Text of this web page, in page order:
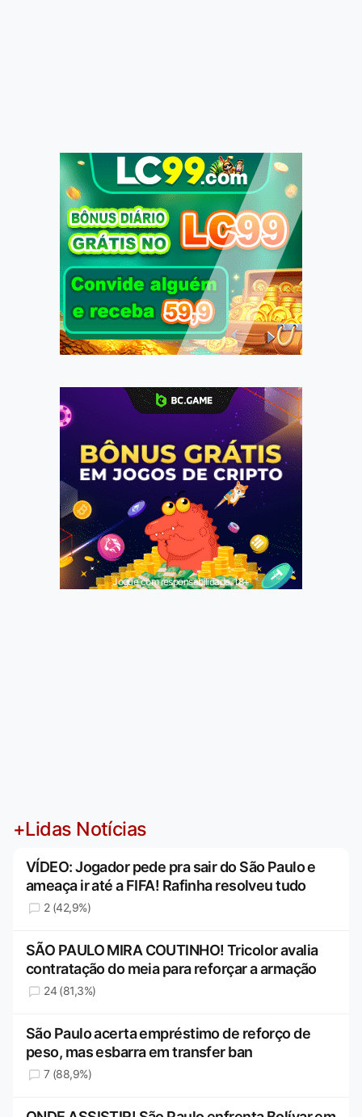
Jogue com responsabilidade. 18+
+Lidas Notícias
VÍDEO: Jogador pede pra sair do São Paulo e
ameaça ir até a FIFA! Rafinha resolveu tudo
2 (42,9%)
SÃO PAULO MIRA COUTINHO! Tricolor avalia
contratação do meia para reforçar a armação
24 (81,3%)
São Paulo acerta empréstimo de reforço de
peso, mas esbarra em transfer ban
7 (88,9%)